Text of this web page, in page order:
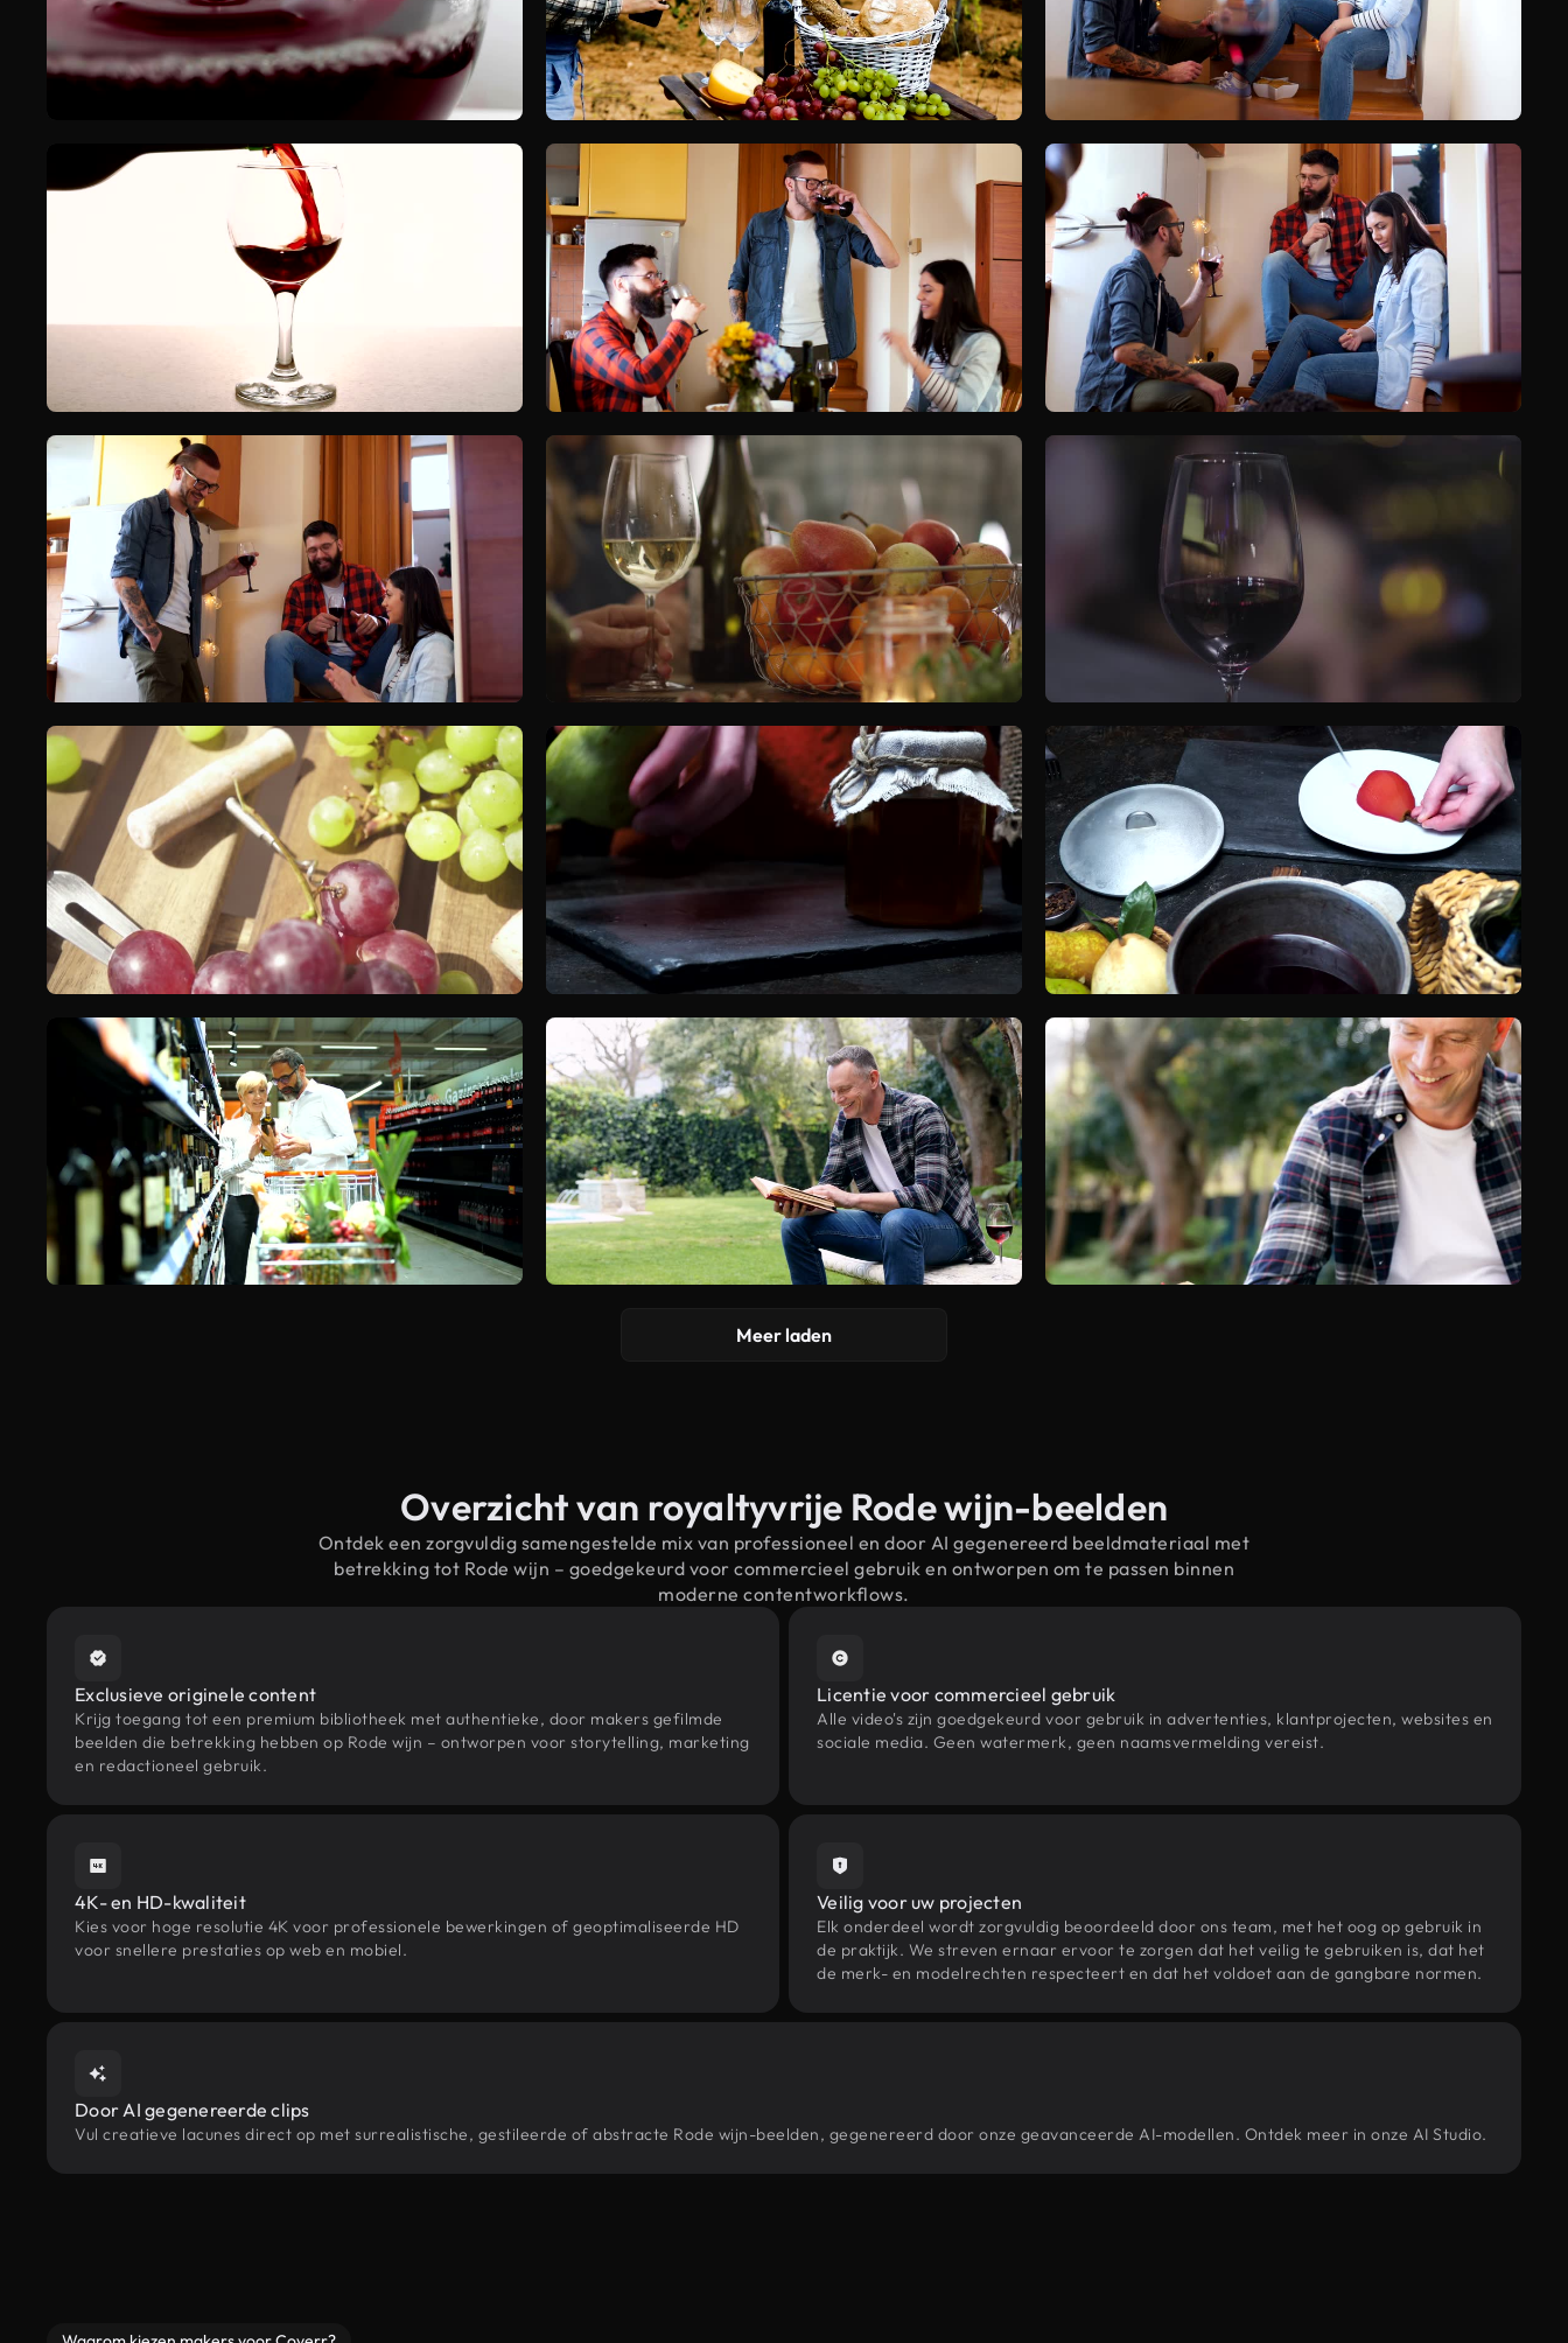
Meer laden
Overzicht van royaltyvrije Rode wijn-beelden
Ontdek een zorgvuldig samengestelde mix van professioneel en door AI gegenereerd beeldmateriaal met
betrekking tot Rode wijn – goedgekeurd voor commercieel gebruik en ontworpen om te passen binnen
moderne contentworkflows.
Exclusieve originele content
Krijg toegang tot een premium bibliotheek met authentieke, door makers gefilmde
beelden die betrekking hebben op Rode wijn – ontworpen voor storytelling, marketing
en redactioneel gebruik.
Licentie voor commercieel gebruik
Alle video's zijn goedgekeurd voor gebruik in advertenties, klantprojecten, websites en
sociale media. Geen watermerk, geen naamsvermelding vereist.
4K- en HD-kwaliteit
Kies voor hoge resolutie 4K voor professionele bewerkingen of geoptimaliseerde HD
voor snellere prestaties op web en mobiel.
Veilig voor uw projecten
Elk onderdeel wordt zorgvuldig beoordeeld door ons team, met het oog op gebruik in
de praktijk. We streven ernaar ervoor te zorgen dat het veilig te gebruiken is, dat het
de merk- en modelrechten respecteert en dat het voldoet aan de gangbare normen.
Door AI gegenereerde clips
Vul creatieve lacunes direct op met surrealistische, gestileerde of abstracte Rode wijn-beelden, gegenereerd door onze geavanceerde AI-modellen. Ontdek meer in onze AI Studio.